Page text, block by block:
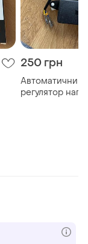
250 грн
Автоматичний
регулятор